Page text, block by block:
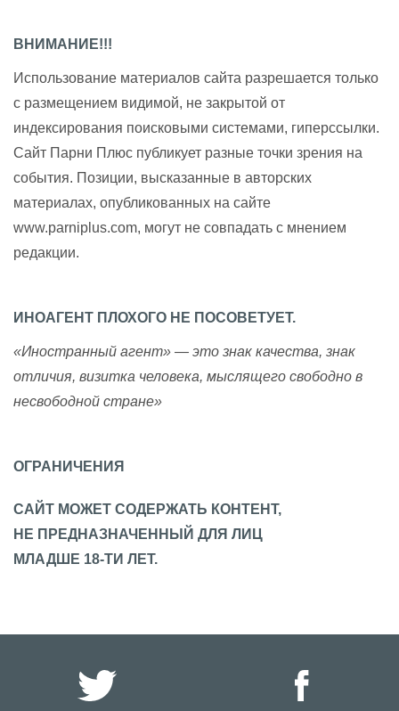
ВНИМАНИЕ!!!
Использование материалов сайта разрешается только
с размещением видимой, не закрытой от
индексирования поисковыми системами, гиперссылки.
Сайт Парни Плюс публикует разные точки зрения на
события. Позиции, высказанные в авторских
материалах, опубликованных на сайте
www.parniplus.com, могут не совпадать с мнением
редакции.
ИНОАГЕНТ ПЛОХОГО НЕ ПОСОВЕТУЕТ.
«Иностранный агент» — это знак качества, знак
отличия, визитка человека, мыслящего свободно в
несвободной стране»
ОГРАНИЧЕНИЯ
САЙТ МОЖЕТ СОДЕРЖАТЬ КОНТЕНТ,
НЕ ПРЕДНАЗНАЧЕННЫЙ ДЛЯ ЛИЦ
МЛАДШЕ 18-ТИ ЛЕТ.